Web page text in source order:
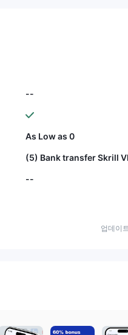
--
As Low as 0
(5) Bank transfer Skrill
--
업데이